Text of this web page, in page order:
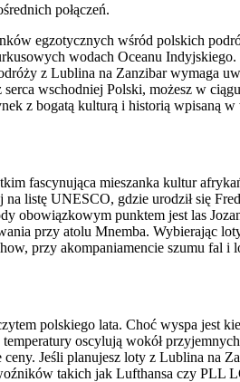
połączeń.
egzotycznych wśród polskich
wodach Oceanu
z Lublina na Zanzibar wymaga
wschodniej Polski, możesz w
z bogatą kulturą i historią wpisaną
fascynująca mieszanka kultur
listę UNESCO, gdzie urodził się
punktem jest las
przy atolu Mnemba. Wybierając
przy akompaniamencie szumu fal i
polskiego lata. Choć wyspa jest
oscylują wokół
Jeśli planujesz loty z Lublina na
takich jak Lufthansa czy PLL